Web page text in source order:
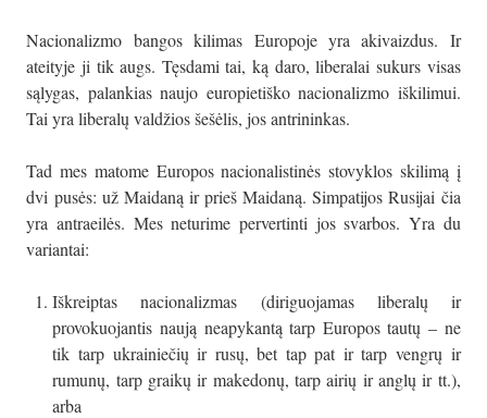
Nacionalizmo bangos kilimas Europoje yra akivaizdus. Ir
ateityje ji tik augs. Tęsdami tai, ką daro, liberalai sukurs visas
sąlygas, palankias naujo europietiško nacionalizmo iškilimui.
Tai yra liberalų valdžios šešėlis, jos antrininkas.
Tad mes matome Europos nacionalistinės stovyklos skilimą į
dvi pusės: už Maidaną ir prieš Maidaną. Simpatijos Rusijai čia
yra antraeilės. Mes neturime pervertinti jos svarbos. Yra du
variantai:
Iškreiptas nacionalizmas (diriguojamas liberalų ir
provokuojantis naują neapykantą tarp Europos tautų – ne
tik tarp ukrainiečių ir rusų, bet tap pat ir tarp vengrų ir
rumunų, tarp graikų ir makedonų, tarp airių ir anglų ir tt.),
arba